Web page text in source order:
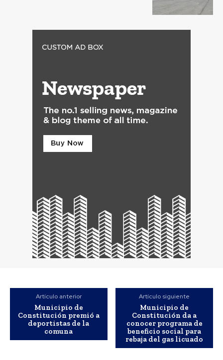
Artículo anterior
Municipio de
Constitución premió a
deportistas de la
comuna
Artículo siguiente
Municipio de
Constitución da a
conocer programa de
beneficio social para
rebaja del gas licuado